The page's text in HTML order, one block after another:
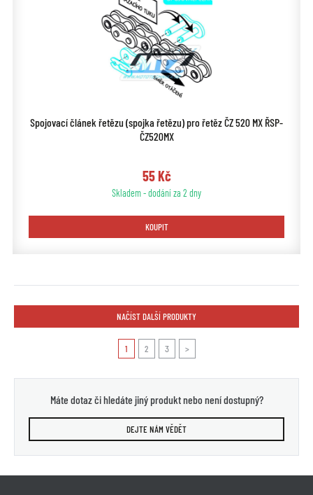
Spojovací článek řetězu (spojka řetězu) pro řetěz ČZ 520 MX ŘSP-
ČZ520MX
55 Kč
Skladem - dodání za 2 dny
KOUPIT
NAČÍST DALŠÍ PRODUKTY
1 2 3 >
Máte dotaz či hledáte jiný produkt nebo není dostupný?
DEJTE NÁM VĚDĚT